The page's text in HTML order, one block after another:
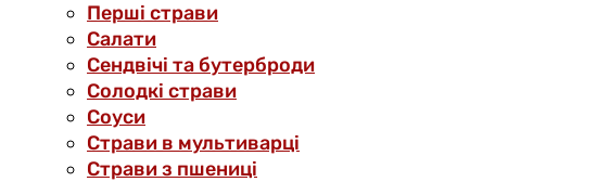
Перші страви
Салати
Сендвічі та бутерброди
Солодкі страви
Соуси
Страви в мультиварці
Страви з пшениці